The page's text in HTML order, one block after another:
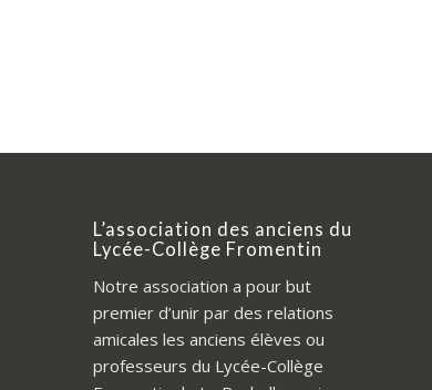
L’association des anciens du
Lycée-Collège Fromentin
Notre association a pour but
premier d’unir par des relations
amicales les anciens élèves ou
professeurs du Lycée-Collège